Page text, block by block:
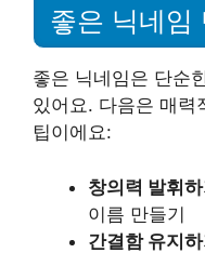
좋은 닉네임
좋은 닉네임은 단순
있어요. 다음은 매력
팁이에요:
창의력 발휘하
이름 만들기
간결함 유지하